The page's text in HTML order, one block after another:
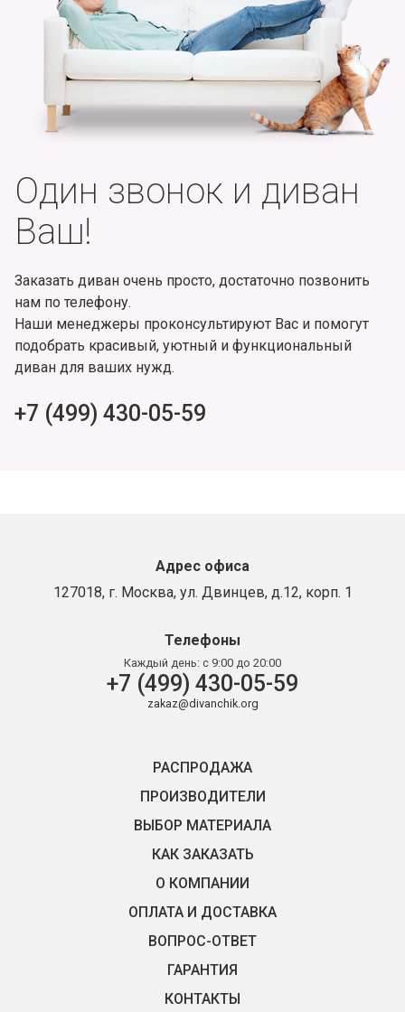
Один звонок и диван
Ваш!
Заказать диван очень просто, достаточно позвонить
нам по телефону.
Наши менеджеры проконсультируют Вас и помогут
подобрать красивый, уютный и функциональный
диван для ваших нужд.
+7 (499) 430-05-59
Адрес офиса
127018, г. Москва, ул. Двинцев, д.12, корп. 1
Телефоны
Каждый день: с 9:00 до 20:00
+7 (499) 430-05-59
zakaz@divanchik.org
РАСПРОДАЖА
ПРОИЗВОДИТЕЛИ
ВЫБОР МАТЕРИАЛА
КАК ЗАКАЗАТЬ
О КОМПАНИИ
ОПЛАТА И ДОСТАВКА
ВОПРОС-ОТВЕТ
ГАРАНТИЯ
КОНТАКТЫ